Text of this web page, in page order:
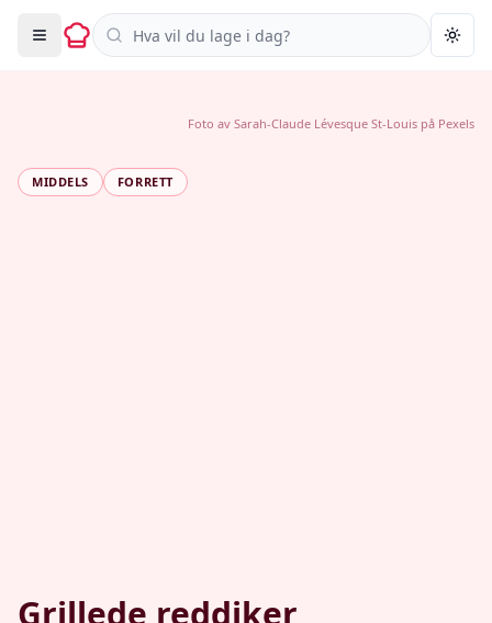
Søk i oppskrifter
MIDDELS FORRETT
Grillede reddiker
Foto av Sarah-Claude Lévesque St-Louis på Pexels